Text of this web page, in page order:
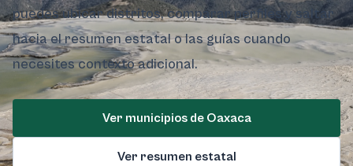
puedes ubicar distritos, comparar perfiles y saltar
hacia el resumen estatal o las guías cuando
necesites contexto adicional.
Ver municipios de Oaxaca
Ver resumen estatal